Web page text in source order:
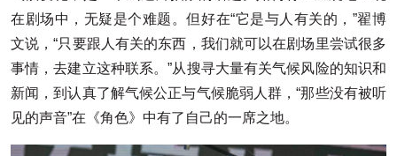
在剧场中，无疑是个难题。但好在“它是与人有关的，”翟博
文说，“只要跟人有关的东西，我们就可以在剧场里尝试很多
事情，去建立这种联系。”从搜寻大量有关气候风险的知识和
新闻，到认真了解气候公正与气候脆弱人群，“那些没有被听
见的声音”在《角色》中有了自己的一席之地。